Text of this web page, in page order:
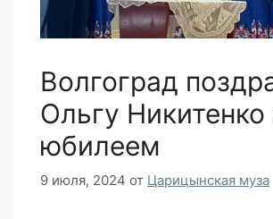
Волгоград
Ольгу Никитенко
юбилеем
9 июля, 2024 от Царицынская муза